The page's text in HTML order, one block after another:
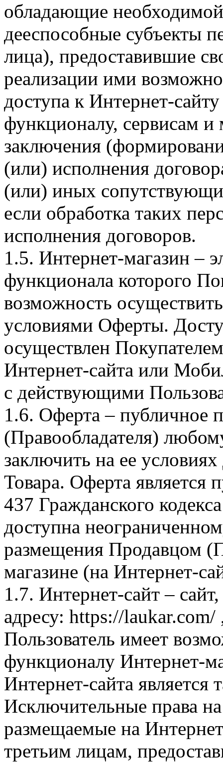
обладающие
дееспособные субъекты
лица), предоставившие
реализации ими
доступа к Интернет-
функционалу, сервисам и
заключения
(или) исполнения
(или) иных
если обработка таких
исполнения договоров.
1.5. Интернет-магазин –
функционала которого
возможность
условиями Оферты.
осуществлен
Интернет-сайта или
с действующими
1.6. Оферта – публичное
(Правообладателя)
заключить на ее
Товара. Оферта является
437 Гражданского
доступна
размещения Продавцом
магазине (на Интернет-
1.7. Интернет-сайт –
адресу: https://laukar.com/
Пользователь имеет
функционалу Интернет-
Интернет-сайта
Исключительные права
размещаемые на
третьим лицам,